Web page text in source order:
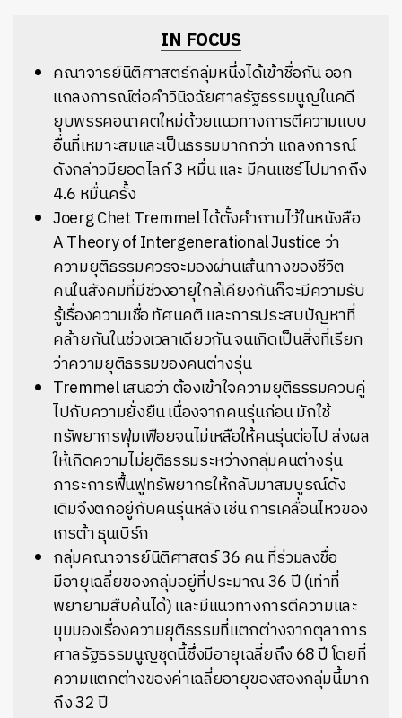
IN FOCUS
คณาจารย์นิติศาสตร์กลุ่มหนึ่งได้เข้าชื่อกันออก
แถลงการณ์ต่อคำวินิจฉัยศาลรัฐธรรมนูญในคดี
ยุบพรรคอนาคตใหม่ด้วยแนวทางการตีความแบบ
อื่นที่เหมาะสมและเป็นธรรมมากกว่า แถลงการณ์
ดังกล่าวมียอดไลก์3 หมื่นและ มีคนแชร์ไปมากถึง
4.6 หมื่นครั้ง
Joerg Chet Tremmelได้ตั้งคำถามไว้ในหนังสือ
A Theory of Intergenerational Justiceว่า
ความยุติธรรมควรจะมองผ่านเส้นทางของชีวิต
คนในสังคมที่มีช่วงอายุใกล้เคียงกันก็จะมีความรับ
รู้เรื่องความเชื่อทัศนคติและการประสบปัญหาที่
คล้ายกันในช่วงเวลาเดียวกันจนเกิดเป็นสิ่งที่เรียก
ว่าความยุติธรรมของคนต่างรุ่น
Tremmelเสนอว่าต้องเข้าใจความยุติธรรมควบคู่
ไปกับความยั่งยืนเนื่องจากคนรุ่นก่อนมักใช้
ทรัพยากรฟุ่มเฟือยจนไม่เหลือให้คนรุ่นต่อไปส่งผล
ให้เกิดความไม่ยุติธรรมระหว่างกลุ่มคนต่างรุ่น
ภาระการฟื้นฟูทรัพยากรให้กลับมาสมบูรณ์ดัง
เดิมจึงตกอยู่กับคนรุ่นหลังเช่นการเคลื่อนไหวของ
เกรต้าธุนเบิร์ก
กลุ่มคณาจารย์นิติศาสตร์ 36 คน ที่ร่วมลงชื่อ
มีอายุเฉลี่ยของกลุ่มอยู่ที่ประมาณ 36 ปี (เท่าที่
พยายามสืบค้นได้) และมีแนวทางการตีความและ
มุมมองเรื่องความยุติธรรมที่แตกต่างจากตุลาการ
ศาลรัฐธรรมนูญชุดนี้ซึ่งมีอายุเฉลี่ยถึง 68 ปี โดยที่
ความแตกต่างของค่าเฉลี่ยอายุของสองกลุ่มนี้มาก
ถึง 32 ปี